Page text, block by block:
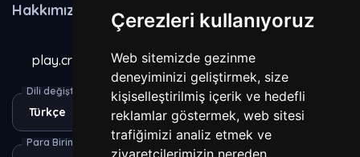
Çerezleri kullanıyoruz
Web sitemizde gezinme
deneyiminizi geliştirmek, size
kişiselleştirilmiş içerik ve hedefli
reklamlar göstermek, web sitesi
trafiğimizi analiz etmek ve
ziyaretçilerimizin nereden
Gizlilik Sözleşmesi
Yasaklananlar
Hakkımızda
play.craxecraft.com
Dili değiştir
Para Birimi